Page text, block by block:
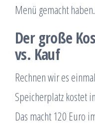
Menü gemacht haben.
Der große
vs. Kauf
Rechnen wir es
Speicherplatz kostet
Das macht 120 Euro